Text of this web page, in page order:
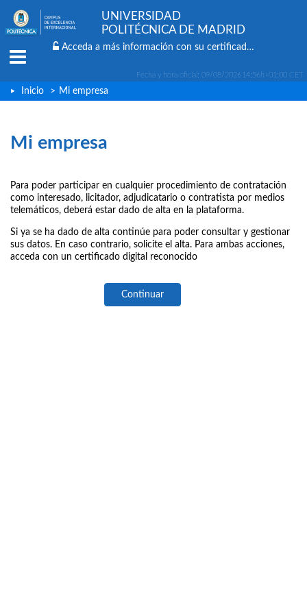
Fecha y hora oficial: 09/08/202614:56h+01:00 CET
UNIVERSIDAD
POLITÉCNICA DE MADRID
Acceda a más información con su certificado digital
Inicio > Mi empresa
Mi empresa
Para poder participar en cualquier procedimiento de contratación
como interesado, licitador, adjudicatario o contratista por medios
telemáticos, deberá estar dado de alta en la plataforma.
Si ya se ha dado de alta continúe para poder consultar y gestionar
sus datos. En caso contrario, solicite el alta. Para ambas acciones,
acceda con un certificado digital reconocido
Continuar